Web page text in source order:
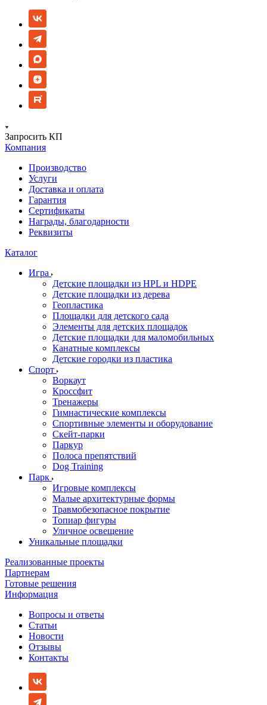
Запросить КП
Компания
Производство
Услуги
Доставка и оплата
Гарантия
Сертификаты
Награды, благодарности
Реквизиты
Каталог
Игра
Детские площадки из HPL и HDPE
Детские площадки из дерева
Геопластика
Площадки для детского сада
Элементы для детских площадок
Детские площадки для маломобильных
Канатные комплексы
Детские городки из пластика
Спорт
Воркаут
Кроссфит
Тренажеры
Гимнастические комплексы
Спортивные элементы и оборудование
Скейт-парки
Паркур
Полоса препятствий
Dog Training
Парк
Игровые комплексы
Малые архитектурные формы
Травмобезопасное покрытие
Топиар фигуры
Уличное освещение
Уникальные площадки
Реализованные проекты
Партнерам
Готовые решения
Информация
Вопросы и ответы
Статьи
Новости
Отзывы
Контакты